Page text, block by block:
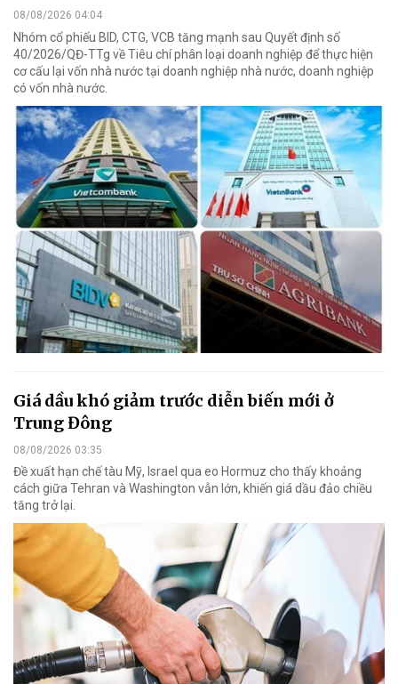
08/08/2026 04:04
Nhóm cổ phiếu BID, CTG, VCB tăng mạnh sau Quyết định số
40/2026/QĐ-TTg về Tiêu chí phân loại doanh nghiệp để thực hiện
cơ cấu lại vốn nhà nước tại doanh nghiệp nhà nước, doanh nghiệp
có vốn nhà nước.
Giá dầu khó giảm trước diễn biến mới ở
Trung Đông
08/08/2026 03:35
Đề xuất hạn chế tàu Mỹ, Israel qua eo Hormuz cho thấy khoảng
cách giữa Tehran và Washington vẫn lớn, khiến giá dầu đảo chiều
tăng trở lại.